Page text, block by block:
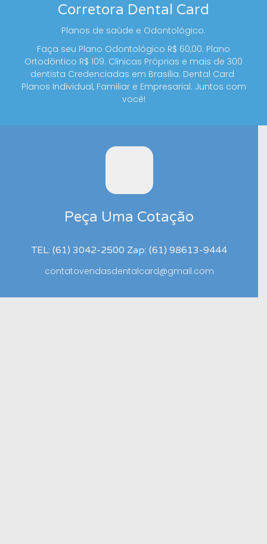
Corretora Dental Card
Planos de saúde e Odontológico.
Faça seu Plano Odontológico R$ 60,00. Plano
Ortodôntico R$ 109. Clinicas Próprias e mais de 300
dentista Credenciadas em Brasilia. Dental Card
Planos Individual, Familiar e Empresarial. Juntos com
você!
Peça Uma Cotação
TEL: (61) 3042-2500 Zap: (61) 98613-9444
contatovendasdentalcard@gmail.com